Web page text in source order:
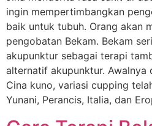
ingin mempertimbangkan
baik untuk tubuh. Orang akan
pengobatan Bekam. Bekam
akupunktur sebagai terapi
alternatif akupunktur. Awalnya
Cina kuno, variasi cupping
Yunani, Perancis, Italia, dan